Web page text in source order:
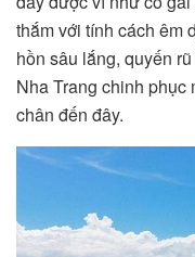
thắm với tính cách êm
hồn sâu lắng, quyến
Nha Trang chinh phục
chân đến đây.